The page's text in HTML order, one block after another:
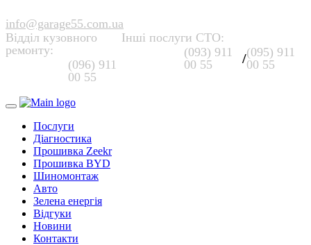
info@garage55.com.ua
Відділ кузовного
ремонту:
(096) 911
00 55
Інші послуги СТО:
(093) 911
00 55
/(095) 911
00 55
Послуги
Діагностика
Прошивка Zeekr
Прошивка BYD
Шиномонтаж
Авто
Зелена енергія
Відгуки
Новини
Контакти